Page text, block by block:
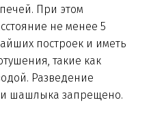
При этом
не менее 5
построек и иметь
такие как
Разведение
шашлыка запрещено.